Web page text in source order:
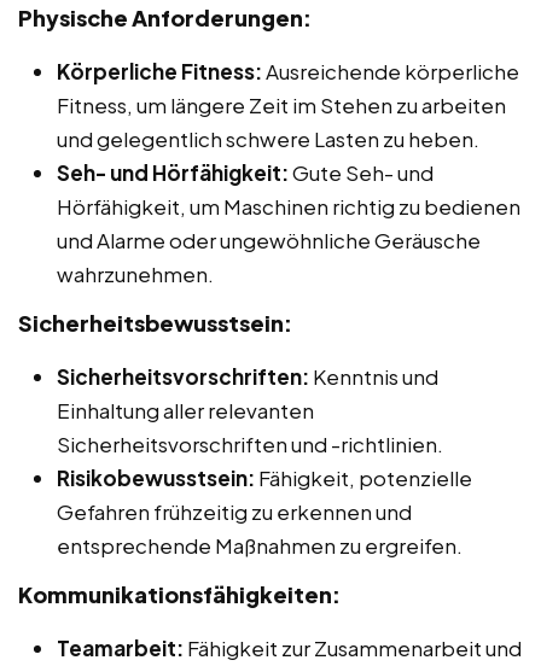
Physische Anforderungen:
Körperliche Fitness:Ausreichende körperliche
Fitness, um längere Zeit im Stehen zu arbeiten
und gelegentlich schwere Lasten zu heben.
Seh- und Hörfähigkeit:Gute Seh- und
Hörfähigkeit, um Maschinen richtig zu bedienen
und Alarme oder ungewöhnliche Geräusche
wahrzunehmen.
Sicherheitsbewusstsein:
Sicherheitsvorschriften: Kenntnis und
Einhaltung aller relevanten
Sicherheitsvorschriften und -richtlinien.
Risikobewusstsein: Fähigkeit, potenzielle
Gefahren frühzeitig zu erkennen und
entsprechende Maßnahmen zu ergreifen.
Kommunikationsfähigkeiten:
Teamarbeit: Fähigkeit zur Zusammenarbeit und